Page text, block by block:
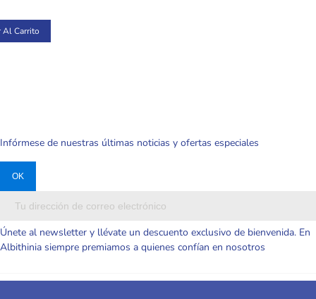
Al Carrito
Infórmese de nuestras últimas noticias y ofertas especiales
Únete al newsletter y llévate un descuento exclusivo de bienvenida. En
Albithinia siempre premiamos a quienes confían en nosotros